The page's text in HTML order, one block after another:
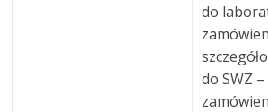
do
do SWZ